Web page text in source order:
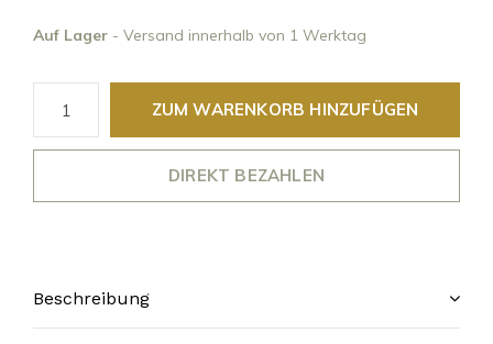
Auf Lager - Versand innerhalb von 1 Werktag
ZUM WARENKORB HINZUFÜGEN
DIREKT BEZAHLEN
Beschreibung